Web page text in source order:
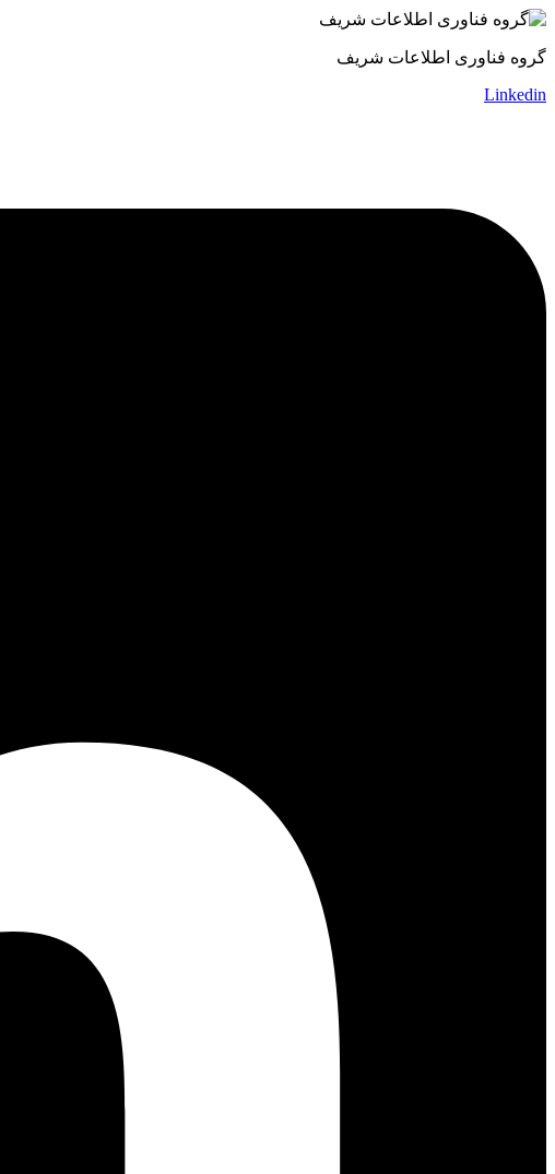
گروه فناوری اطلاعات شریف
Linkedin